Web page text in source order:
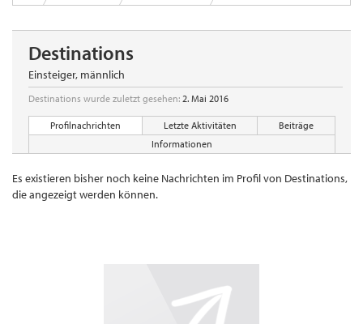
Destinations
Einsteiger, männlich
Destinations wurde zuletzt gesehen: 2. Mai 2016
Profilnachrichten Letzte Aktivitäten
Beiträge
Informationen
Es existieren bisher noch keine Nachrichten im Profil von Destinations,
die angezeigt werden können.